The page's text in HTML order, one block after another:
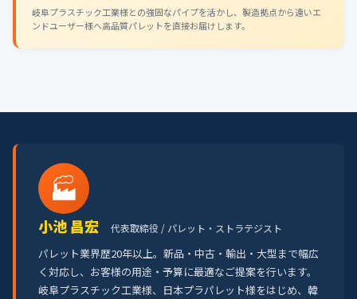
岐阜プラスチック工業様との強固なパイプを活かし、製造拠点から遠いエ
ンドユーザー様へ高品質パレットを直接お届けします。
🏭
小池 昌宏 代表取締役 / パレット・ストラテジスト
パレット業界歴20年以上。新品・中古・輸出・大型まで幅広
く対応し、お客様の用途・予算に最適なご提案を行います。
岐阜プラスチック工業様、日本プラパレット様をはじめ、韓